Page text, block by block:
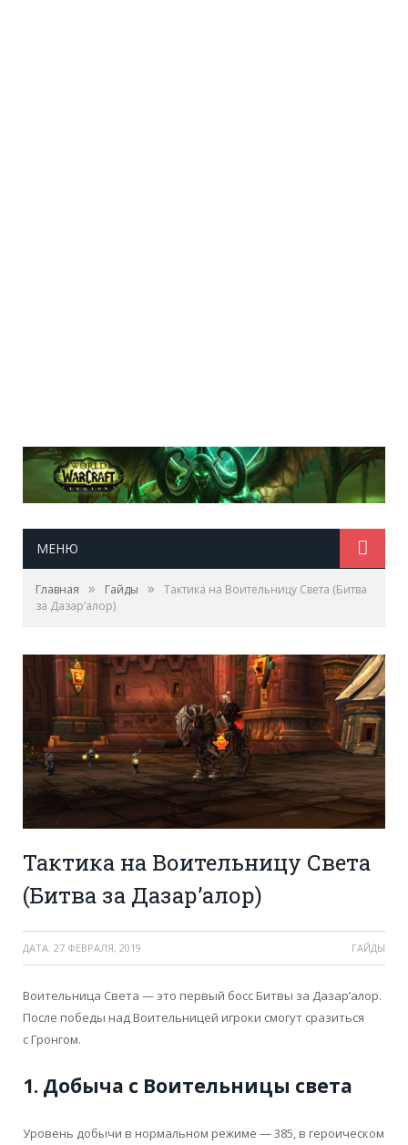
МЕНЮ
Главная » Гайды »
Тактика на Воительницу Света (Битва
за Дазар’алор)
Тактика на Воительницу Света
(Битва за Дазар’алор)
ДАТА: 27 ФЕВРАЛЯ, 2019 ГАЙДЫ
Воительница Света — это первый босс Битвы за Дазар’алор.
После победы над Воительницей игроки смогут сразиться
с Гронгом.
1. Добыча с Воительницы света
Уровень добычи в нормальном режиме — 385, в героическом